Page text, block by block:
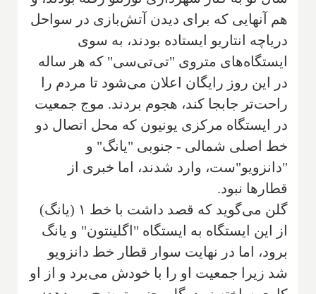
هم آنهایی که برای دیدن آتش‌بازی در سواحل
دریاچه انتاریو ایستاده بودند، به سوی
ایستگاه‌های متروی "تی‌تی‌سی" که هر ساله
در این روز رایگان اعلان می‌شود تا مردم را
راحت‌تر جابجا کند، هجوم بردند. موج جمعیت
در ایستگاه مرکزی یونیون که محل اتصال دو
خط اصلی شمالی - جنوبی "یانگ" و
"دانزویو"ست، وارد شدند، اما خبری از
قطارها نبود.
گلن می‌گوید که قصد داشت با خط ۱ (یانگ)
از این ایستگاه به ایستگاه "اگلینتون" و یانگ
برود، اما در نهایت سوار قطار خط دانزویو
شد زیرا جمعیت او را با خودش می‌برد و از او